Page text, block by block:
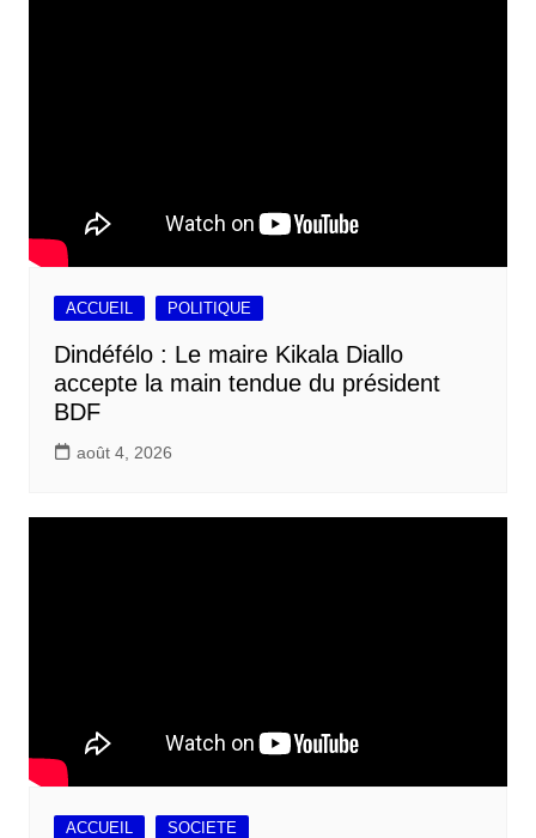
ACCUEIL POLITIQUE
Dindéfélo : Le maire Kikala Diallo
accepte la main tendue du président
BDF
août 4, 2026
ACCUEIL SOCIETE